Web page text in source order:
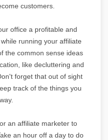
customers.
office a profitable and
running your affiliate
the common sense ideas
like decluttering and
forget that out of sight
track of the things you
an affiliate marketer to
an hour off a day to do